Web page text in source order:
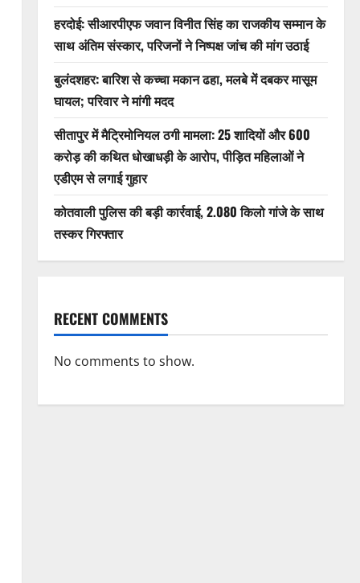
हरदोई: सीआरपीएफ जवान विनीत सिंह का राजकीय सम्मान के
साथ अंतिम संस्कार, परिजनों ने निष्पक्ष जांच की मांग उठाई
बुलंदशहर: बारिश से कच्चा मकान ढहा, मलबे में दबकर मासूम
घायल; परिवार ने मांगी मदद
सीतापुर में मैट्रिमोनियल ठगी मामला: 25 शादियों और 600
करोड़ की कथित धोखाधड़ी के आरोप, पीड़ित महिलाओं ने
एडीएम से लगाई गुहार
कोतवाली पुलिस की बड़ी कार्रवाई, 2.080 किलो गांजे के साथ
तस्कर गिरफ्तार
RECENT COMMENTS
No comments to show.